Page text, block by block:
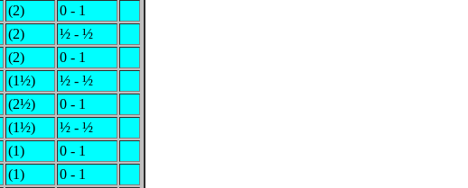
(2)
0 - 1
(2)
½ - ½
(2)
0 - 1
(1½)
½ - ½
(2½)
0 - 1
(1½)
½ - ½
(1)
0 - 1
(1)
0 - 1